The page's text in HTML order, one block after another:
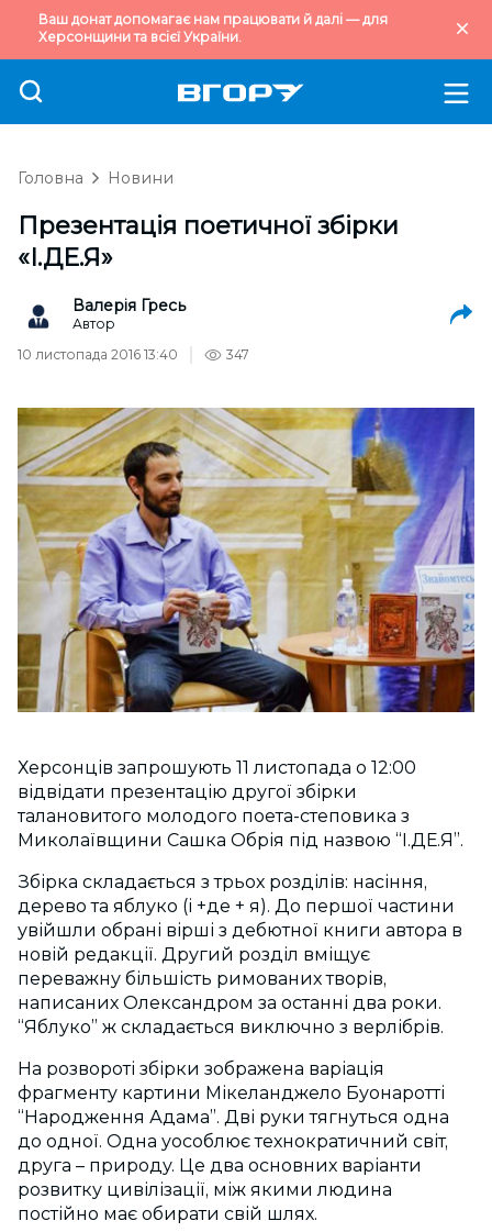
Ваш донат допомагає нам працювати й далі — для
Херсонщини та всієї України.
Головна Новини
Презентація поетичної збірки
«І.ДЕ.Я»
Валерія Гресь
Автор
10 листопада 2016 13:40
347
Херсонців запрошують 11 листопада о 12:00
відвідати презентацію другої збірки
талановитого молодого поета-степовика з
Миколаївщини Сашка Обрія під назвою “І.ДЕ.Я”.
Збірка складається з трьох розділів: насіння,
дерево та яблуко (і +де + я). До першої частини
увійшли обрані вірші з дебютної книги автора в
новій редакції. Другий розділ вміщує
переважну більшість римованих творів,
написаних Олександром за останні два роки.
“Яблуко” ж складається виключно з верлібрів.
На розвороті збірки зображена варіація
фрагменту картини Мікеланджело Буонаротті
“Народження Адама”. Дві руки тягнуться одна
до одної. Одна уособлює технократичний світ,
друга – природу. Це два основних варіанти
розвитку цивілізації, між якими людина
постійно має обирати свій шлях.